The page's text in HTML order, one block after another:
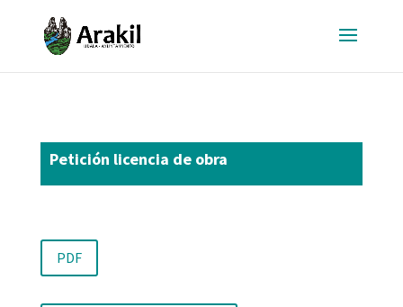
Petición licencia de obra
PDF